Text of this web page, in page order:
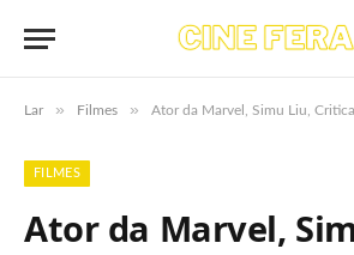
Lar » Filmes » Ator da Marvel, Simu Liu, Critica
FILMES
Ator da Marvel,